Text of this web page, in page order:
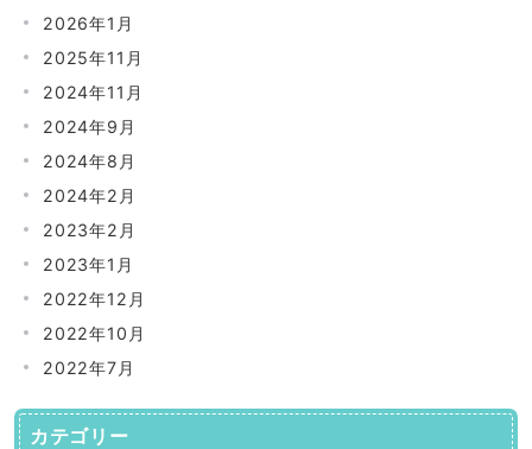
2026年1月
2025年11月
2024年11月
2024年9月
2024年8月
2024年2月
2023年2月
2023年1月
2022年12月
2022年10月
2022年7月
カテゴリー